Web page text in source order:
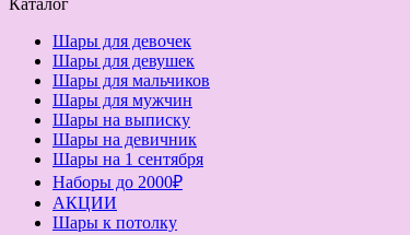
Каталог
Шары для девочек
Шары для девушек
Шары для мальчиков
Шары для мужчин
Шары на выписку
Шары на девичник
Шары на 1 сентября
Наборы до 2000₽
АКЦИИ
Шары к потолку